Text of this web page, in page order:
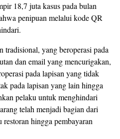
18,7 juta kasus pada bulan
penipuan melalui kode QR
tradisional, yang beroperasi pada
dan email yang mencurigakan,
pada lapisan yang tidak
pada lapisan yang lain hingga
pelaku untuk menghindari
telah menjadi bagian dari
hingga pembayaran